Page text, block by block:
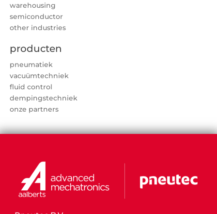
warehousing
semiconductor
other industries
producten
pneumatiek
vacuümtechniek
fluid control
dempingstechniek
onze partners